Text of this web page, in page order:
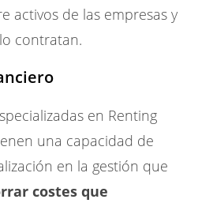
activos de las empresas y
contratan.
en Renting
una capacidad de
en la gestión que
costes que